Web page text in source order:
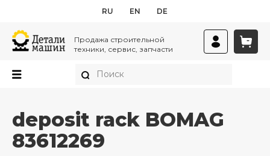
RU EN DE
Продажа строительной
техники, сервис, запчасти
deposit rack BOMAG
83612269